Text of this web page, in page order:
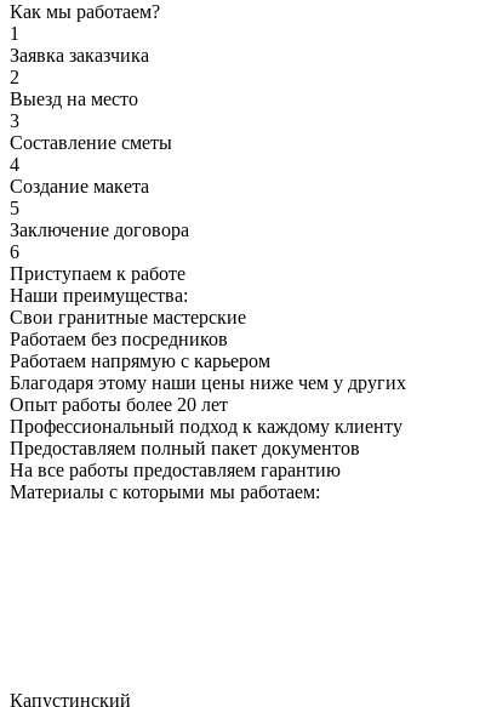
Как мы работаем?
1
Заявка заказчика
2
Выезд на место
3
Составление сметы
4
Создание макета
5
Заключение договора
6
Приступаем к работе
Наши преимущества:
Свои гранитные мастерские
Работаем без посредников
Работаем напрямую с карьером
Благодаря этому наши цены ниже чем у других
Опыт работы более 20 лет
Профессиональный подход к каждому клиенту
Предоставляем полный пакет документов
На все работы предоставляем гарантию
Материалы с которыми мы работаем:
Капустинский